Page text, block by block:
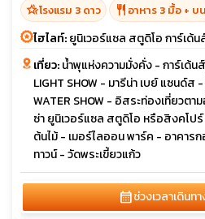
hotel_classโรงแรม 3 ดาว restaurant อาหาร 3 มื้อ + บ
ไฮไลท์:ยูนิเวอร์แซล สตูดิโอ การ์เด้น
เที่ยว:น้ำพุแห่งความมั่งคั่ง - การ์เด้น
LIGHT SHOW - มารีน่า เบย์ แซนด์ส
WATER SHOW - อิสระท่องเที่ยวตา
ซ่า ยูนิเวอร์แซล สตูดิโอ หรือสิงคโปร์
ต้นไม้ - เมอร์ไลออน พาร์ค - อาคาร
ทาวน์ - วัดพระเขี้ยวแก้ว
calendar_monthช่วงเวลาเดินท